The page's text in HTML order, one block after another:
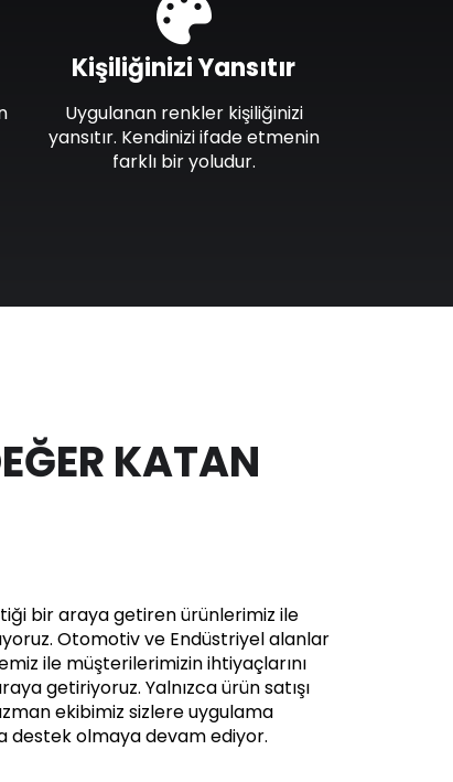
Kişiliğinizi Yansıtır
Uygulanan renkler kişiliğinizi
yansıtır. Kendinizi ifade etmenin
farklı bir yoludur.
KATAN
bir araya getiren ürünlerimiz ile
Otomotiv ve Endüstriyel alanlar
ile müşterilerimizin ihtiyaçlarını
getiriyoruz. Yalnızca ürün satışı
ekibimiz sizlere uygulama
destek olmaya devam ediyor.